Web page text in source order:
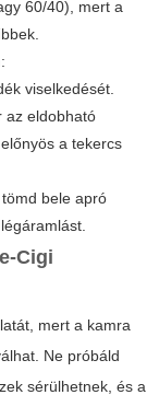
60/40), mert a
:
viselkedését.
az eldobható
a tekercs
bele apró
Cigi
mert a kamra
Ne próbáld
sérülhetnek, és a